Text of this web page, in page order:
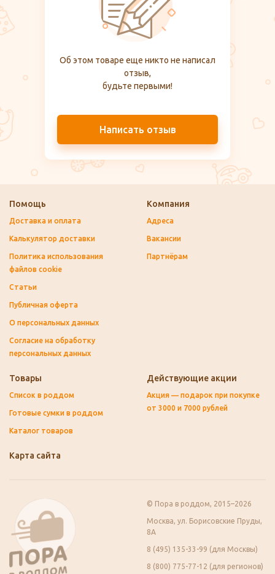
Об этом товаре еще никто не написал
отзыв,
будьте первыми!
Написать отзыв
Помощь
Доставка и оплата
Калькулятор доставки
Политика использования
файлов cookie
Статьи
Публичная оферта
О персональных данных
Согласие на обработку
персональных данных
Компания
Адреса
Вакансии
Партнёрам
Товары
Список в роддом
Готовые сумки в роддом
Каталог товаров
Действующие акции
Акция — подарок при покупке
от 3000 и 7000 рублей
Карта сайта
© Пора в роддом, 2015–2026
Москва, ул. Борисовские Пруды,
8А
8 (495) 135-33-99 (для Москвы)
8 (800) 775-77-12 (для регионов)